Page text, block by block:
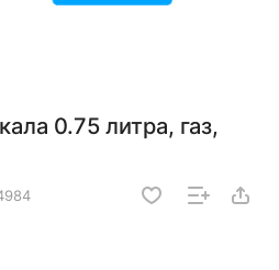
0.75 литра, газ,